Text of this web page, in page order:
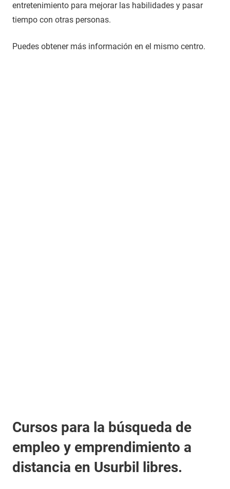
entretenimiento para mejorar las habilidades y pasar
tiempo con otras personas.
Puedes obtener más información en el mismo centro.
Cursos para la búsqueda de
empleo y emprendimiento a
distancia en Usurbil libres.